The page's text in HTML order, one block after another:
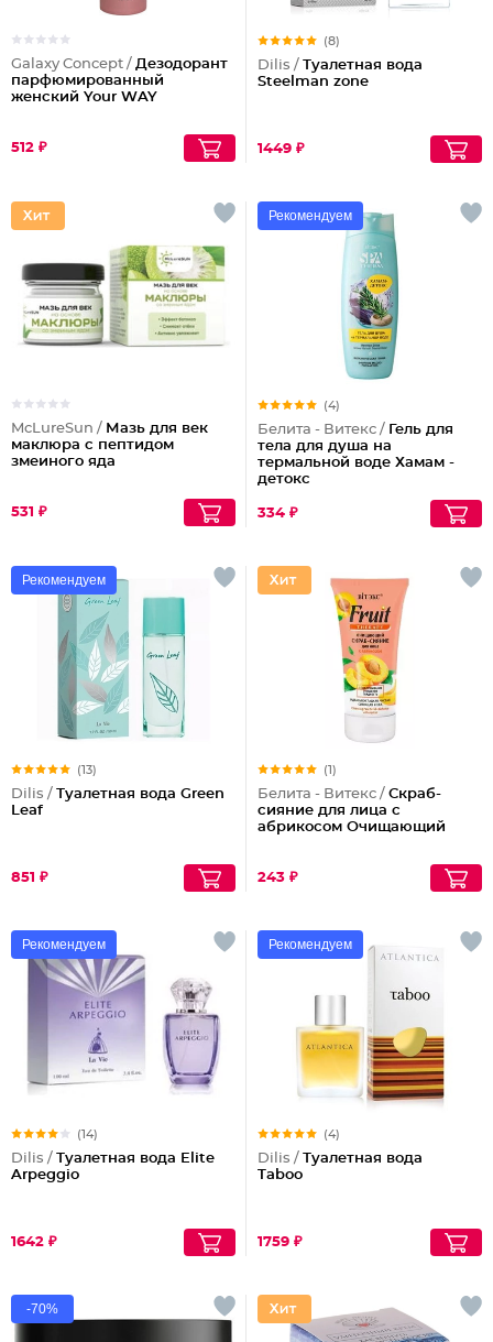
Galaxy Concept / Дезодорант
парфюмированный
женский Your WAY
512 ₽
(8)
Dilis / Туалетная вода
Steelman zone
1449 ₽
McLureSun / Мазь для век
маклюра с пептидом
змеиного яда
531 ₽
Рекомендуем
(4)
Белита - Витекс / Гель для
тела для душа на
термальной воде Хамам -
детокс
334 ₽
Рекомендуем
(13)
Dilis / Туалетная вода Green
Leaf
851 ₽
(1)
Белита - Витекс / Скраб-
сияние для лица с
абрикосом Очищающий
243 ₽
Рекомендуем
(14)
Dilis / Туалетная вода Elite
Arpeggio
1642 ₽
Рекомендуем
(4)
Dilis / Туалетная вода
Taboo
1759 ₽
-70%